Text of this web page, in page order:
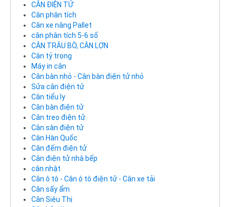
CÂN ĐIỆN TỬ
Cân phân tích
Cân xe nâng Pallet
cân phân tích 5-6 số
CÂN TRÂU BÒ, CÂN LỢN
Cân tỷ trọng
Máy in cân
Cân bàn nhỏ - Cân bàn điện tử nhỏ
Sửa cân điện tử
Cân tiểu ly
Cân bàn điện tử
Cân treo điện tử
Cân sàn điện tử
Cân Hàn Quốc
Cân đếm điện tử
Cân điện tử nhà bếp
cân nhật
Cân ô tô - Cân ô tô điện tử - Cân xe tải
Cân sấy ẩm
Cân Siêu Thị